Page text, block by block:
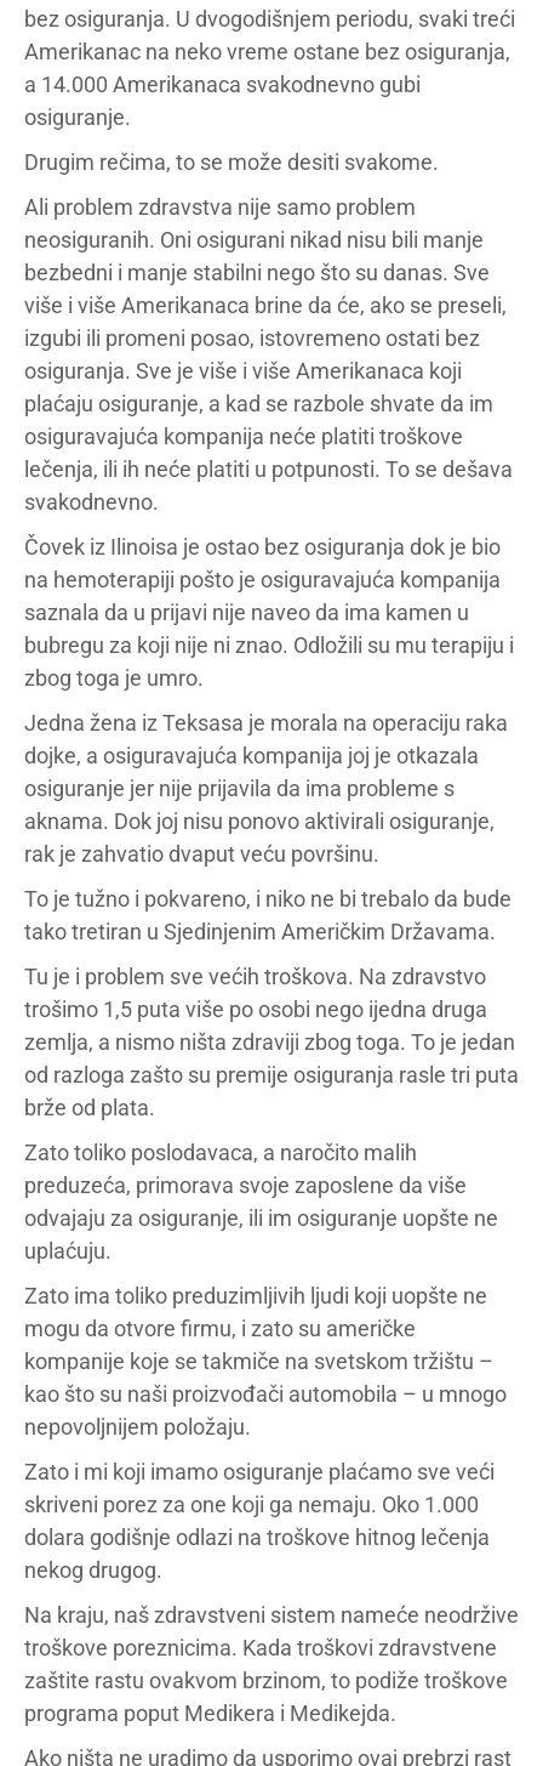
bez osiguranja. U dvogodišnjem periodu, svaki treći
Amerikanac na neko vreme ostane bez osiguranja,
a 14.000 Amerikanaca svakodnevno gubi
osiguranje.
Drugim rečima, to se može desiti svakome.
Ali problem zdravstva nije samo problem
neosiguranih. Oni osigurani nikad nisu bili manje
bezbedni i manje stabilni nego što su danas. Sve
više i više Amerikanaca brine da će, ako se preseli,
izgubi ili promeni posao, istovremeno ostati bez
osiguranja. Sve je više i više Amerikanaca koji
plaćaju osiguranje, a kad se razbole shvate da im
osiguravajuća kompanija neće platiti troškove
lečenja, ili ih neće platiti u potpunosti. To se dešava
svakodnevno.
Čovek iz Ilinoisa je ostao bez osiguranja dok je bio
na hemoterapiji pošto je osiguravajuća kompanija
saznala da u prijavi nije naveo da ima kamen u
bubregu za koji nije ni znao. Odložili su mu terapiju i
zbog toga je umro.
Jedna žena iz Teksasa je morala na operaciju raka
dojke, a osiguravajuća kompanija joj je otkazala
osiguranje jer nije prijavila da ima probleme s
aknama. Dok joj nisu ponovo aktivirali osiguranje,
rak je zahvatio dvaput veću površinu.
To je tužno i pokvareno, i niko ne bi trebalo da bude
tako tretiran u Sjedinjenim Američkim Državama.
Tu je i problem sve većih troškova. Na zdravstvo
trošimo 1,5 puta više po osobi nego ijedna druga
zemlja, a nismo ništa zdraviji zbog toga. To je jedan
od razloga zašto su premije osiguranja rasle tri puta
brže od plata.
Zato toliko poslodavaca, a naročito malih
preduzeća, primorava svoje zaposlene da više
odvajaju za osiguranje, ili im osiguranje uopšte ne
uplaćuju.
Zato ima toliko preduzimljivih ljudi koji uopšte ne
mogu da otvore firmu, i zato su američke
kompanije koje se takmiče na svetskom tržištu –
kao što su naši proizvođači automobila – u mnogo
nepovoljnijem položaju.
Zato i mi koji imamo osiguranje plaćamo sve veći
skriveni porez za one koji ga nemaju. Oko 1.000
dolara godišnje odlazi na troškove hitnog lečenja
nekog drugog.
Na kraju, naš zdravstveni sistem nameće neodržive
troškove poreznicima. Kada troškovi zdravstvene
zaštite rastu ovakvom brzinom, to podiže troškove
programa poput Medikera i Medikejda.
Ako ništa ne uradimo da usporimo ovaj prebrzi rast